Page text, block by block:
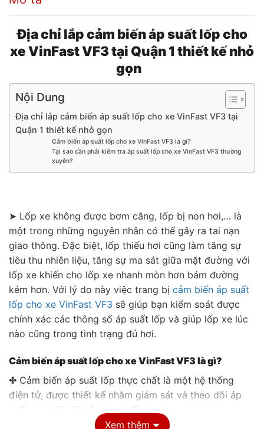
Địa chỉ lắp cảm biến áp suất lốp cho
xe VinFast VF3 tại Quận 1 thiết kế nhỏ
gọn
Nội Dung
Địa chỉ lắp cảm biến áp suất lốp cho xe VinFast VF3 tại
Quận 1 thiết kế nhỏ gọn
Cảm biến áp suất lốp cho xe VinFast VF3 là gì?
Tại sao cần phải kiểm tra áp suất lốp cho xe VinFast VF3 thường
xuyên?
➤ Lốp xe không được bơm căng, lốp bị non hơi,… là
một trong những nguyên nhân có thể gây ra tai nạn
giao thông. Đặc biệt, lốp thiếu hơi cũng làm tăng sự
tiêu thu nhiên liệu, tăng sự ma sát giữa mặt đường với
lốp xe khiến cho lốp xe nhanh mòn hơn bám đường
kém hơn. Với lý do này việc trang bị cảm biến áp suất
lốp cho xe VinFast VF3 sẽ giúp bạn kiểm soát được
chính xác các thông số áp suất lốp và giúp lốp xe lúc
nào cũng trong tình trạng đủ hơi.
Cảm biến áp suất lốp cho xe VinFast VF3 là gì?
✤ Cảm biến áp suất lốp thực chất là một hệ thống
điện tử, được thiết kế nhằm giám sát và theo dõi áp
suất và nhiệt độ bên trong lốp xe.
Xem thêm